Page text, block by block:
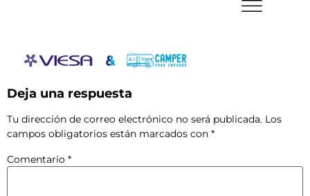
Deja una respuesta
Tu dirección de correo electrónico no será publicada. Los
campos obligatorios están marcados con *
Comentario *